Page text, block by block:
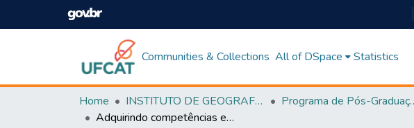
Communities & Collections All of DSpace Statistics
Home INSTITUTO DE GEOGRAFIA Programa de Pós-
Adquirindo competências em educação ambiental: pedagogia de projetos aplicada aos professores da rede Estadual de Educação do Estado de Goiás Subsecretaria Regional de Catalão (GO)